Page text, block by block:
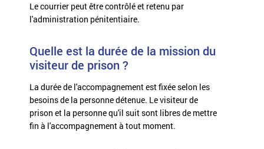
Le courrier peut être contrôlé et retenu par
l'administration pénitentiaire.
Quelle est la durée de la mission du
visiteur de prison ?
La durée de l'accompagnement est fixée selon les
besoins de la personne détenue. Le visiteur de
prison et la personne qu'il suit sont libres de mettre
fin à l'accompagnement à tout moment.